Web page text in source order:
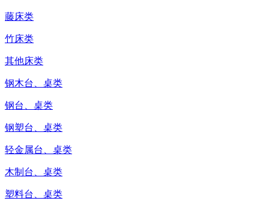
藤床类
竹床类
其他床类
钢木台、桌类
钢台、桌类
钢塑台、桌类
轻金属台、桌类
木制台、桌类
塑料台、桌类